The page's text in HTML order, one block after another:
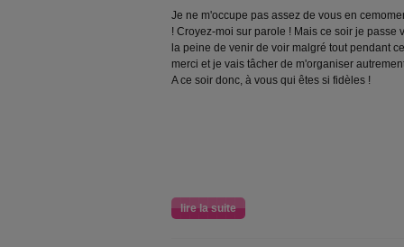
Je ne m'occupe pas assez de vous en
! Croyez-moi sur parole ! Mais ce soir je passe
la peine de venir de voir malgré tout pendant
merci et je vais tâcher de m'organiser
A ce soir donc, à vous qui êtes si fidèles !
lire la suite